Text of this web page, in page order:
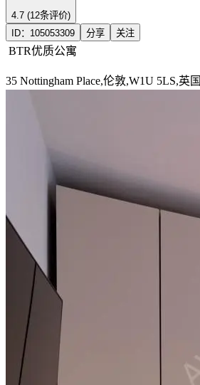
4.7 (12条评价)
ID： 105053309 分享 关注
BTR优质公寓
35 Nottingham Place,伦敦,W1U 5LS,英国